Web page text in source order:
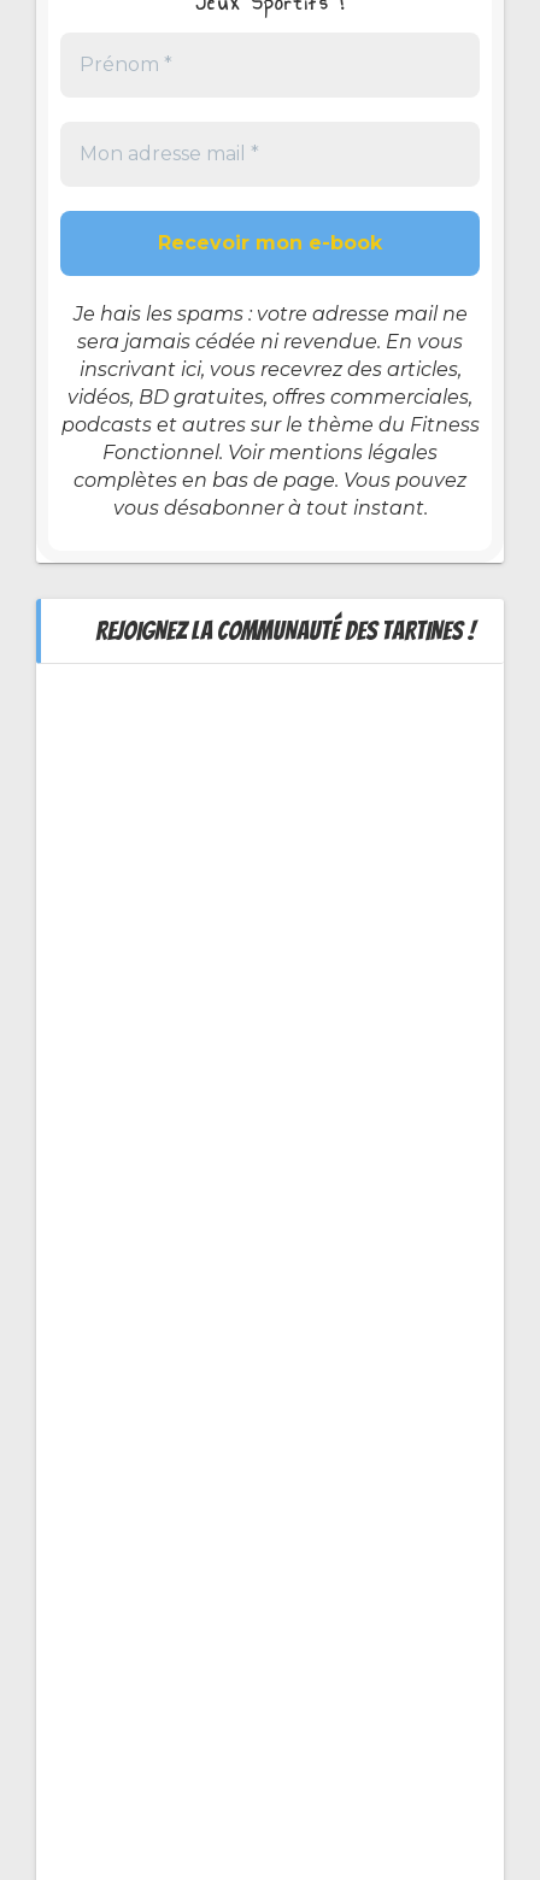
Je hais les spams : votre adresse mail ne
sera jamais cédée ni revendue. En vous
inscrivant ici, vous recevrez des articles,
vidéos, BD gratuites, offres commerciales,
podcasts et autres sur le thème du Fitness
Fonctionnel. Voir mentions légales
complètes en bas de page. Vous pouvez
vous désabonner à tout instant.
REJOIGNEZ LA COMMUNAUTÉ DES TARTINES !